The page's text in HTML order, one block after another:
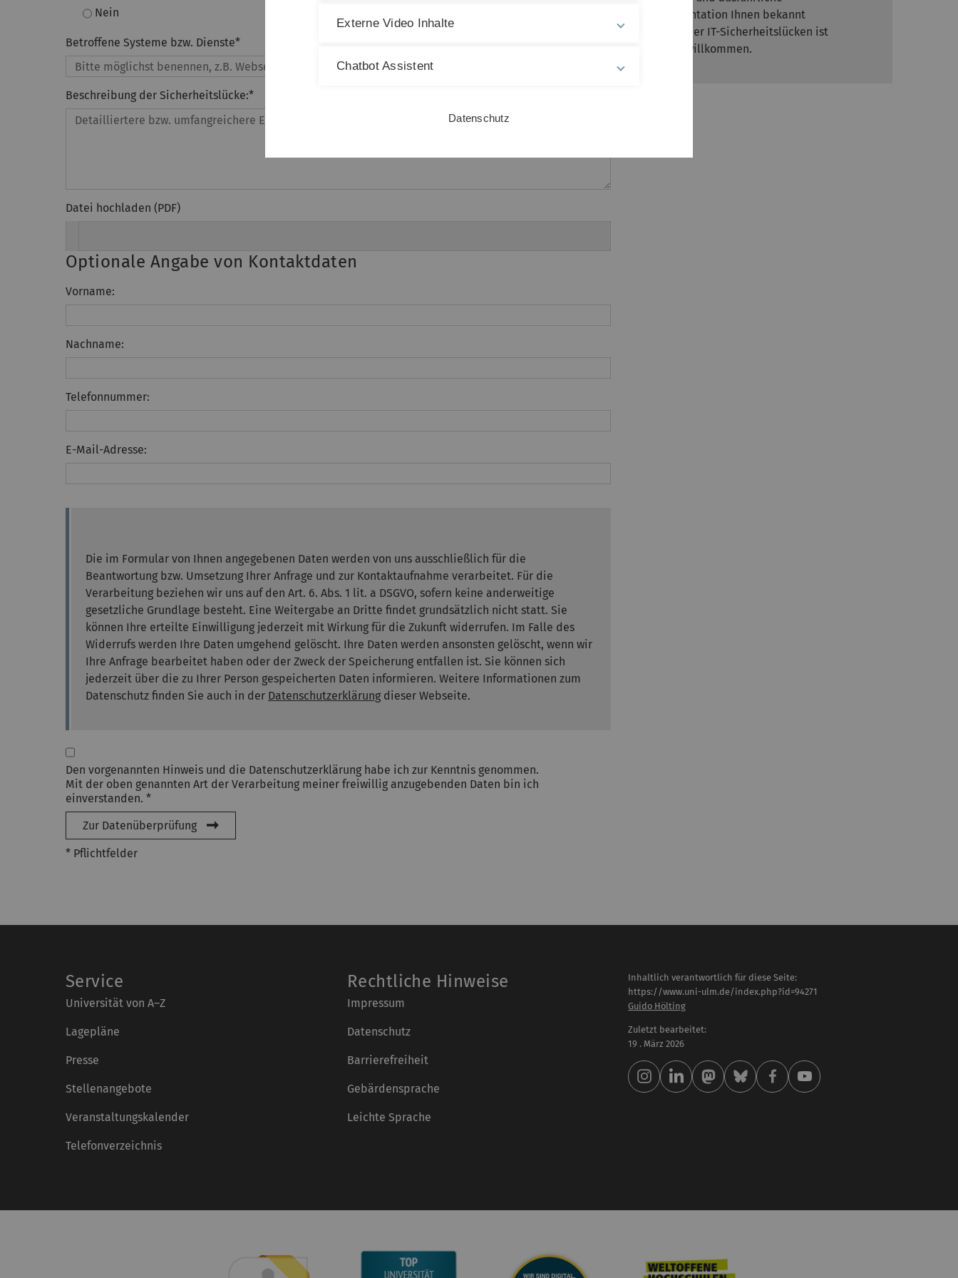
Nein
Betroffene Systeme bzw. Dienste*
Beschreibung der Sicherheitslücke:*
Datei hochladen (PDF)
Optionale Angabe von Kontaktdaten
Vorname:
Nachname:
Telefonnummer:
E-Mail-Adresse:
Die im Formular von Ihnen angegebenen Daten werden von uns ausschließlich für die
Beantwortung bzw. Umsetzung Ihrer Anfrage und zur Kontaktaufnahme verarbeitet. Für die
Verarbeitung beziehen wir uns auf den Art. 6. Abs. 1 lit. a DSGVO, sofern keine anderweitige
gesetzliche Grundlage besteht. Eine Weitergabe an Dritte findet grundsätzlich nicht statt. Sie
können Ihre erteilte Einwilligung jederzeit mit Wirkung für die Zukunft widerrufen. Im Falle des
Widerrufs werden Ihre Daten umgehend gelöscht. Ihre Daten werden ansonsten gelöscht, wenn wir
Ihre Anfrage bearbeitet haben oder der Zweck der Speicherung entfallen ist. Sie können sich
jederzeit über die zu Ihrer Person gespeicherten Daten informieren. Weitere Informationen zum
Datenschutz finden Sie auch in der Datenschutzerklärung dieser Webseite.
Den vorgenannten Hinweis und die Datenschutzerklärung habe ich zur Kenntnis genommen.
Mit der oben genannten Art der Verarbeitung meiner freiwillig anzugebenden Daten bin ich
einverstanden. *
Zur Datenüberprüfung
* Pflichtfelder
Dokumentation Ihnen bekannt
werdender IT-Sicherheitslücken ist
jedoch willkommen.
Service
Universität von A–Z
Lagepläne
Presse
Stellenangebote
Veranstaltungskalender
Telefonverzeichnis
Rechtliche Hinweise
Impressum
Datenschutz
Barrierefreiheit
Gebärdensprache
Leichte Sprache
Inhaltlich verantwortlich für diese Seite:
https://www.uni-ulm.de/index.php?id=94271
Guido Hölting
Zuletzt bearbeitet:
19 . März 2026
Externe Video Inhalte
Chatbot Assistent
Datenschutz